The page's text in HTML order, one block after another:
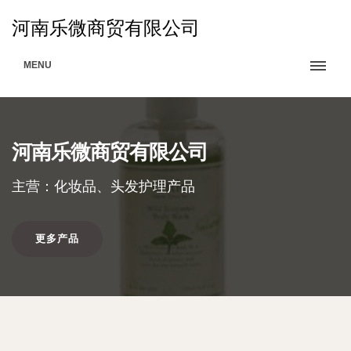
河南乐微商贸有限公司
MENU
河南乐微商贸有限公司
主营：化妆品、头发护理产品
更多产品